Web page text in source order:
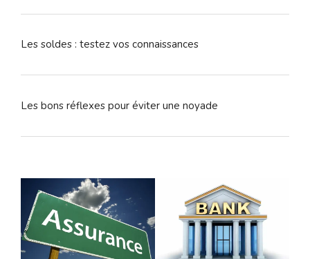
Les soldes : testez vos connaissances
Les bons réflexes pour éviter une noyade